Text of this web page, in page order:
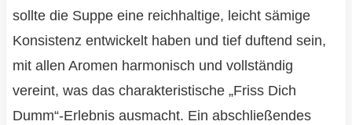
sollte die Suppe eine reichhaltige, leicht sämige
Konsistenz entwickelt haben und tief duftend sein,
mit allen Aromen harmonisch und vollständig
vereint, was das charakteristische „Friss Dich
Dumm“-Erlebnis ausmacht. Ein abschließendes